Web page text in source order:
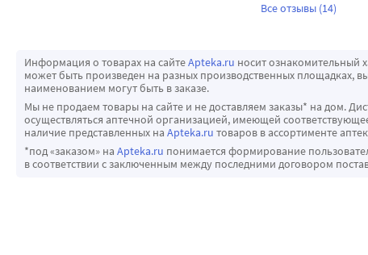
Все отзывы (14)
Информация о товарах на сайтеApteka.ru носит ознакомительный
может быть произведен на разных производственных площадках,
наименованием могут быть в заказе.
Мы не продаем товары на сайте и не доставляем заказы* на дом.
осуществляться аптечной организацией, имеющей
наличие представленных на Apteka.ru товаров в ассортименте
*под «заказом» на Apteka.ru понимается формирование
в соответствии с заключенным между последними договором